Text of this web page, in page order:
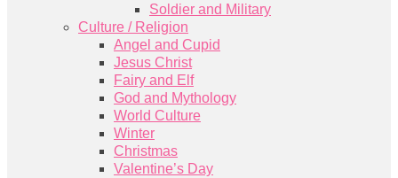
Soldier and Military
Culture / Religion
Angel and Cupid
Jesus Christ
Fairy and Elf
God and Mythology
World Culture
Winter
Christmas
Valentine’s Day